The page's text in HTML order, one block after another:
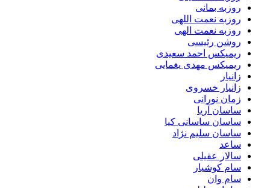
روزبه بمانی
روزبه نعمت اللهی
روزبه نعمت الهی
روشن رئیسی
ریمیکس احمد سعیدی
ریمیکس مهدی یغمایی
زانیار
زانیار خسروی
زمان نورانی
ساسان آریا
ساسان ساسانی کیا
ساسان سلیم نژاد
ساعد
سالار عقیلی
سام کوشیار
سام وان